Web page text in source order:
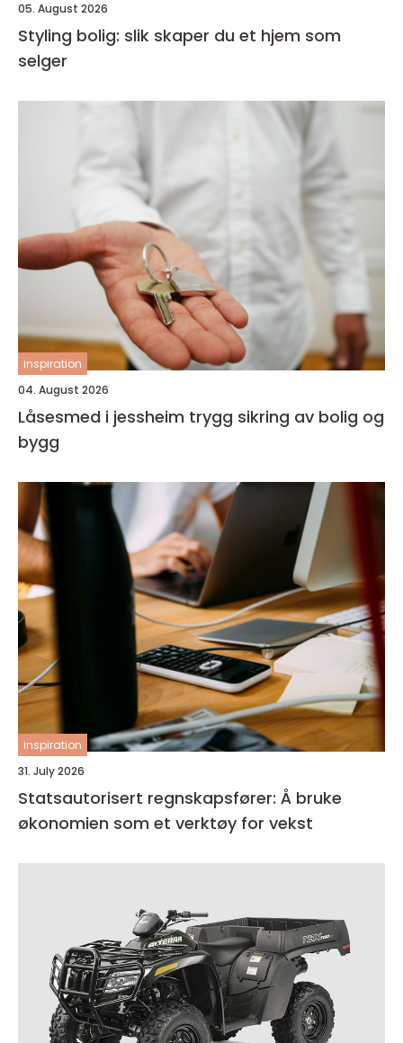
05. August 2026
Styling bolig: slik skaper du et hjem som
selger
inspiration
04. August 2026
Låsesmed i jessheim trygg sikring av bolig og
bygg
inspiration
31. July 2026
Statsautorisert regnskapsfører: Å bruke
økonomien som et verktøy for vekst